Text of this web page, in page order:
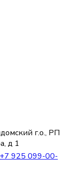
г.о., РП
д 1
+7 925 099-00-